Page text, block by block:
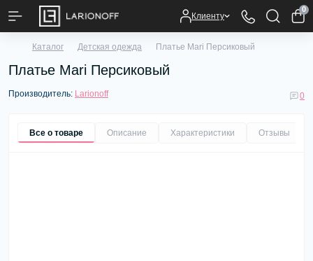
Клиенту
0
Каталог Детская одежда Платье Mari Персиковый
Платье Mari Персиковый
Производитель: Larionoff 0
Все о товаре Описание Характеристики Отзывы